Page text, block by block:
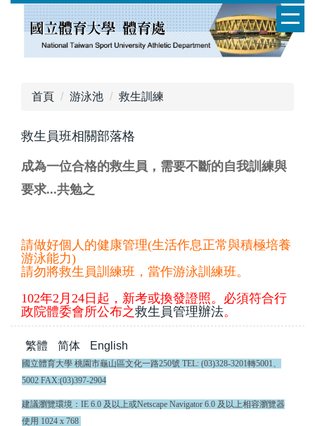
首頁 游泳池 救生訓練
救生員班相關部落格
成為一位合格的救生員，需要不斷的自我訓練與
要求...共勉之
請做好個人的健康管理(生活作息正常與積極培養
游泳能力)
請勿將救生員訓練班，當作游泳訓練班。
102年2月24日起，新考或換發證照。必須符合行
政院體委會所公布之救生員管理辦法。
繁體 简体 English
國立體育大學 桃園市龜山區文化一路250號 TEL: (03)328-3201轉5001、
5002 FAX:(03)397-2904
建議瀏覽環境：IE 6.0 及以上或Netscape Navigator 6.0 及以上相容瀏覽器
使用 1024 x 768